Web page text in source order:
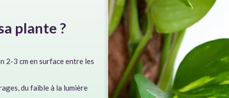
plante ?
2-3 cm en surface entre les
du faible à la lumière